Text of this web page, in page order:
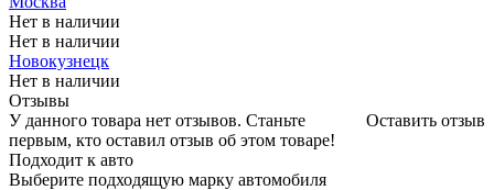
Нет в наличии
Нет в наличии
Новокузнецк
Нет в наличии
Отзывы
Оставить отзыв
У данного товара нет отзывов. Станьте
первым, кто оставил отзыв об этом товаре!
Подходит к авто
Выберите подходящую марку автомобиля